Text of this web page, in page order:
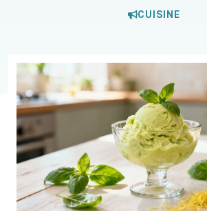
CUISINE